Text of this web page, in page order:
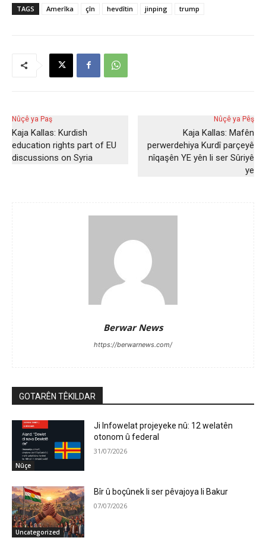
TAGS Amerîka çîn hevdîtin jinping trump
Nûçê ya Paş
Kaja Kallas: Kurdish
education rights part of EU
discussions on Syria
Nûçê ya Pêş
Kaja Kallas: Mafên
perwerdehiya Kurdî parçeyê
nîqaşên YE yên li ser Sûriyê
ye
Berwar News
https://berwarnews.com/
GOTARÊN TÊKILDAR
Nûçe
Ji Infowelat projeyeke nû: 12 welatên
otonom û federal
31/07/2026
Uncategorized
Bîr û boçûnek li ser pêvajoya li Bakur
07/07/2026